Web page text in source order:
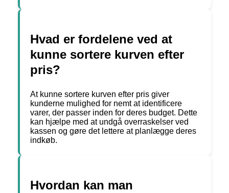
Hvad er fordelene ved at
kunne sortere kurven efter
pris?
At kunne sortere kurven efter pris giver
kunderne mulighed for nemt at identificere
varer, der passer inden for deres budget. Dette
kan hjælpe med at undgå overraskelser ved
kassen og gøre det lettere at planlægge deres
indkøb.
Hvordan kan man